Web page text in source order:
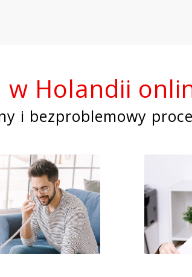
w Holandii
i bezproblemowy